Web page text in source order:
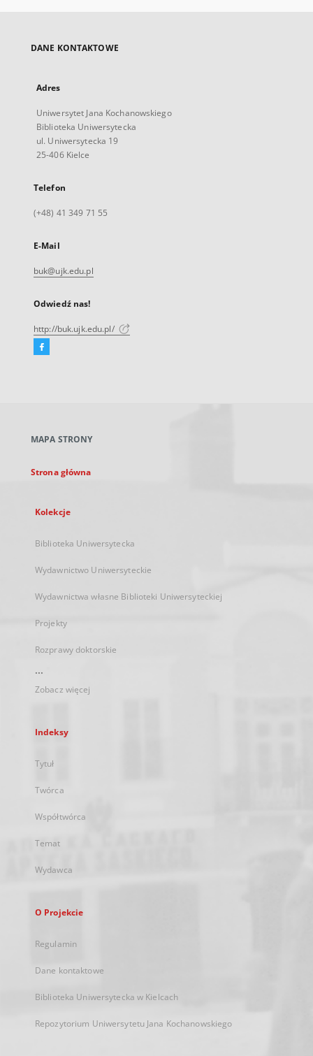
DANE KONTAKTOWE
Adres
Uniwersytet Jana Kochanowskiego
Biblioteka Uniwersytecka
ul. Uniwersytecka 19
25-406 Kielce
Telefon
(+48) 41 349 71 55
E-Mail
buk@ujk.edu.pl
Odwiedź nas!
http://buk.ujk.edu.pl/
Facebook
karcie
MAPA STRONY
Strona główna
Kolekcje
Biblioteka Uniwersytecka
Wydawnictwo Uniwersyteckie
Wydawnictwa własne Biblioteki Uniwersyteckiej
Projekty
Rozprawy doktorskie
...
Zobacz więcej
Indeksy
Tytuł
Twórca
Współtwórca
Temat
Wydawca
O Projekcie
Regulamin
Dane kontaktowe
Biblioteka Uniwersytecka w Kielcach
Repozytorium Uniwersytetu Jana Kochanowskiego